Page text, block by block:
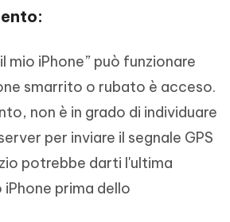
mio iPhone” può funzionare
smarrito o rubato è acceso.
non è in grado di individuare
per inviare il segnale GPS
potrebbe darti l'ultima
prima dello